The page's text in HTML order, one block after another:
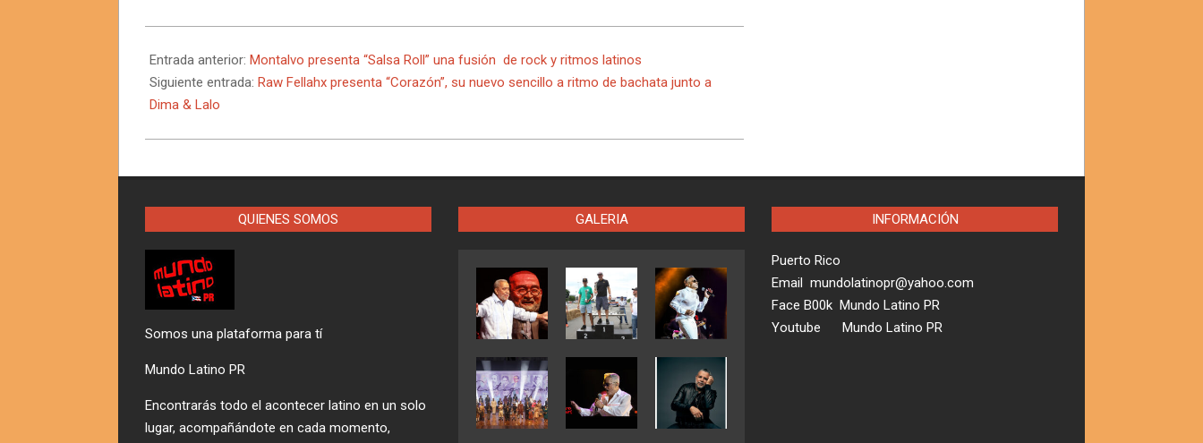
05-
15
Entrada anterior: Montalvo presenta “Salsa Roll” una fusión de rock y ritmos latinos
Siguiente entrada: Raw Fellahx presenta “Corazón”, su nuevo sencillo a ritmo de bachata junto a
Dima & Lalo
QUIENES SOMOS
Somos una plataforma para tí
Mundo Latino PR
Encontrarás todo el acontecer latino en un solo
lugar, acompañándote en cada momento,
GALERIA INFORMACIÓN
Puerto Rico
Email mundolatinopr@yahoo.com
Face B00k Mundo Latino PR
Youtube Mundo Latino PR